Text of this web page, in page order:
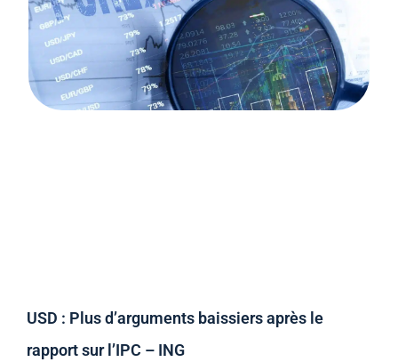
USD : Plus d’arguments baissiers après le
rapport sur l’IPC – ING